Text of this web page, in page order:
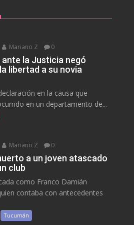
Mariano Z 0
la Justicia negó
libertad a su novia
en la causa que
en un departamento de...
Mariano Z 0
a un joven atascado
club
como Franco Damián
contaba con antecedentes
Tucumán